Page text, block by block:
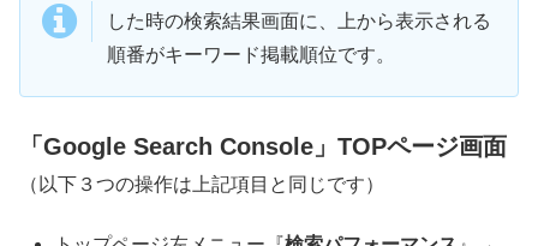
した時の検索結果画面に、上から表示される
順番がキーワード掲載順位です。
「Google Search Console」TOPページ画面
（以下３つの操作は上記項目と同じです）